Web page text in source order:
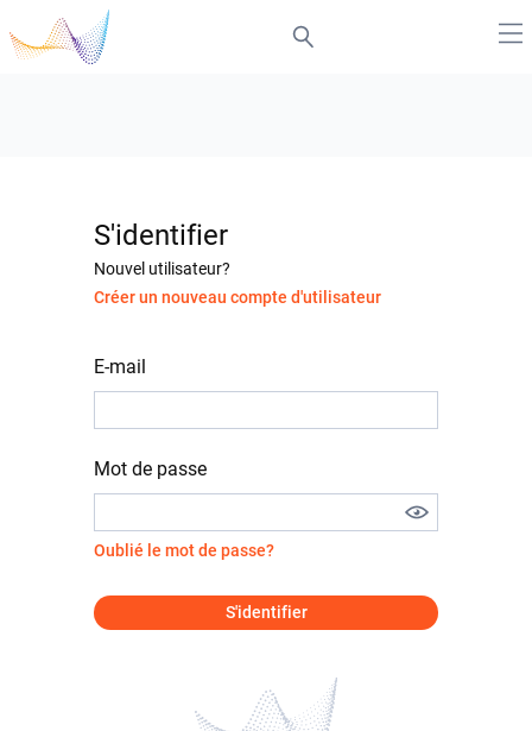
S'identifier
Nouvel utilisateur?
Créer un nouveau compte d'utilisateur
E-mail
Mot de passe
Oublié le mot de passe?
S'identifier